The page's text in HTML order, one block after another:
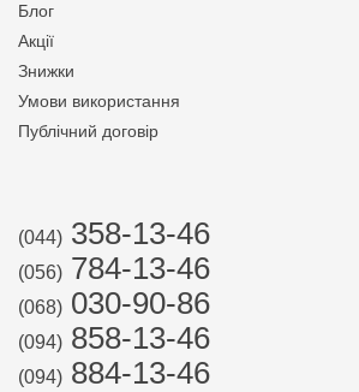
Блог
Акції
Знижки
Умови використання
Публічний договір
(044) 358-13-46
(056) 784-13-46
(068) 030-90-86
(094) 858-13-46
(094) 884-13-46